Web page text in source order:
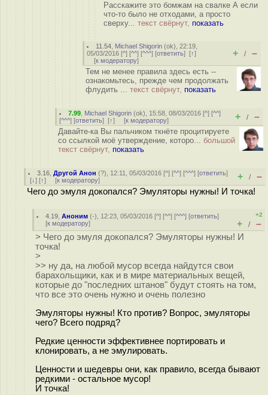
Расскажите это бомжам на свалке А если
что-то было не отходами, а просто
сверху... текст свёрнут, показать
11.54 Michael Shigorin (ok), 22:19,
05/03/2016 [^] [^^] [^^^] [ответить] [↑]
[к модератору]
+ / –
Тем не менее правила здесь есть --
ознакомьтесь, прежде чем продолжать
флудить ... текст свёрнут, показать
7.99 Michael Shigorin (ok), 15:58, 08/03/2016 [^] [^^]
[^^^] [ответить] [↑] [к модератору] + / –
Давайте-ка Вы пальчиком ткнёте процитируете
со ссылкой моё утверждение, которо... большой
текст свёрнут, показать
3.16 ,Другой Анон (?), 12:11, 05/03/2016 [^] [^^] [^^^] [ответить]
[↓] [↑] [к модератору] + / –
Чего до эмуля докопался? Эмуляторы нужны! И точка!
4.19 ,Аноним (-), 12:23, 05/03/2016 [^] [^^] [^^^] [ответить]
[к модератору]
+2
+ / –
> Чего до эмуля докопался? Эмуляторы нужны! И
точка!
>
>> ну да, на любой мусор всегда найдутся свои
барахольщики, как и в мире материальных вещей,
которые до "последних штанов" будут стоять на том,
что все это очень нужно и очень полезно
Эмуляторы нужны! Кто против? Вопрос, эмуляторы
чего? Всего подряд?
Редкие ценности эффективнее портировать и
клонировать, а не эмулировать.
Ценности и шедевры они, как правило, всегда бывают
редкими - остальное мусор!
И точка!